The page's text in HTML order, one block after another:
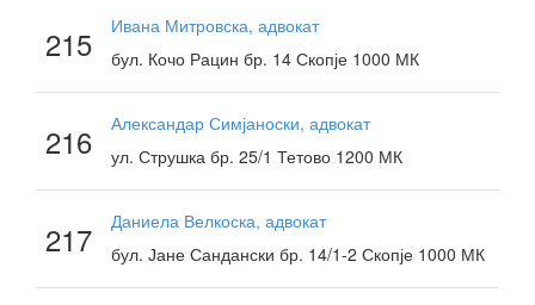
215
Ивана Митровска, адвокат
бул. Кочо Рацин бр. 14 Скопје 1000 МК
216
Александар Симјаноски, адвокат
ул. Струшка бр. 25/1 Тетово 1200 МК
217
Даниела Велкоска, адвокат
бул. Јане Сандански бр. 14/1-2 Скопје 1000 МК